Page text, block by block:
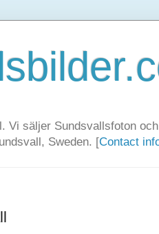
Vi säljer Sundsvallsfoton
Sweden. [Contact